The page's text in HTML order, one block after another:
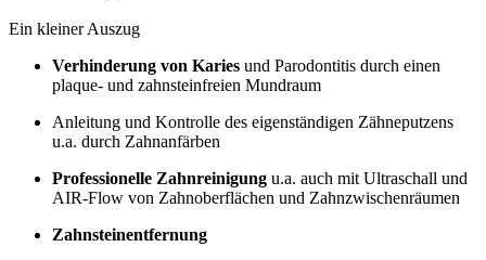
Ein kleiner Auszug
Verhinderung von Karies und Parodontitis durch einen
plaque- und zahnsteinfreien Mundraum
Anleitung und Kontrolle des eigenständigen Zähneputzens
u.a. durch Zahnanfärben
Professionelle Zahnreinigung u.a. auch mit Ultraschall und
AIR-Flow von Zahnoberflächen und Zahnzwischenräumen
Zahnsteinentfernung